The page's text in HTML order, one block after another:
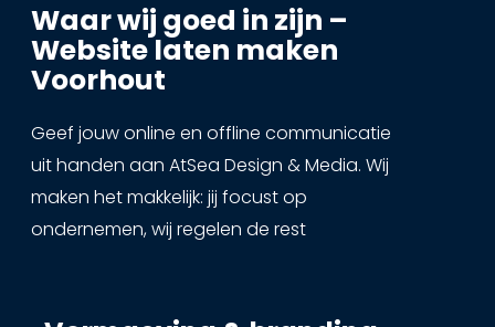
Waar wij goed in zijn –
Website laten maken
Voorhout
Geef jouw online en offline communicatie
uit handen aan AtSea Design & Media. Wij
maken het makkelijk: jij focust op
ondernemen, wij regelen de rest